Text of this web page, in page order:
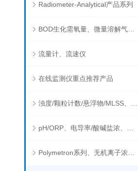
Radiometer-Analytical产品系列
BOD生化需氧量、微量溶解气体和现场水质测试组件以及其他分析仪
流量计、流速仪
在线监测仪重点推荐产品